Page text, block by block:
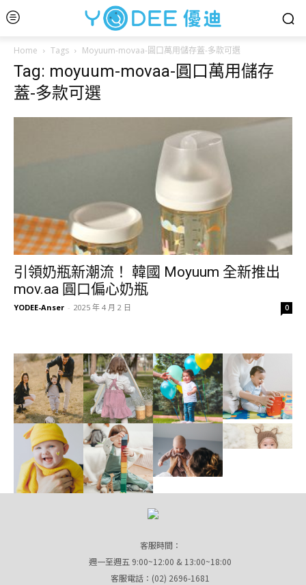
Home Tags Moyuum-movaa-圓口萬用儲存蓋-多款可選
Tag: moyuum-movaa-圓口萬用儲存
蓋-多款可選
引領奶瓶新潮流！ 韓國 Moyuum 全新推出
mov.aa 圓口偏心奶瓶
YODEE-Anser - 2025 年 4 月 2 日 0
客服時間：
週一至週五 9:00~12:00 & 13:00~18:00
客服電話：(02) 2696-1681